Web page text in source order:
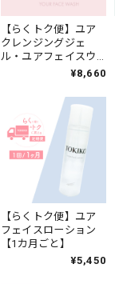
【らくトク便】ユア
クレンジングジェ
ル・ユアフェイスウ
ォッシュのセット【2
¥8,660
【らくトク便】ユア
フェイスローション
【1カ月ごと】
¥5,450